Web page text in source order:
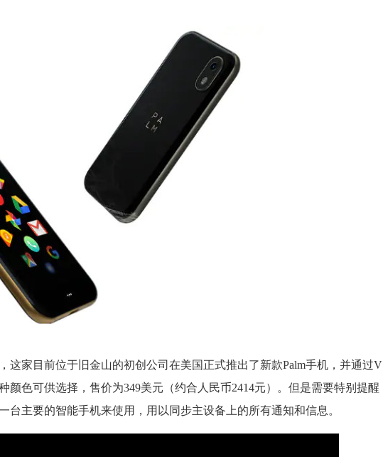
这家目前位于旧金山的初创公司在美国正式推出了新款Palm手机，并通过V
颜色可供选择，售价为349美元（约合人民币2414元）。但是需要特别提醒
主要的智能手机来使用，用以同步主设备上的所有通知和信息。